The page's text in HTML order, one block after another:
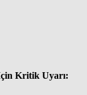
Kritik Uyarı: